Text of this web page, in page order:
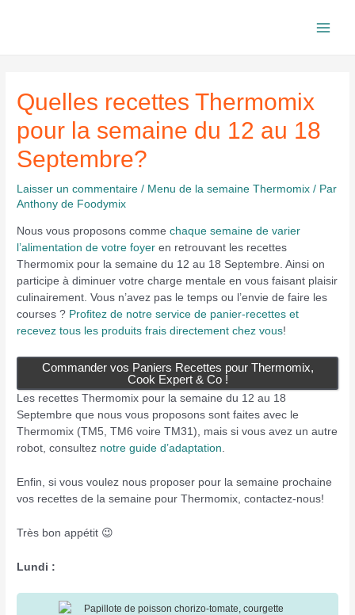
Quelles recettes Thermomix
pour la semaine du 12 au 18
Septembre?
Laisser un commentaire / Menu de la semaine Thermomix / Par
Anthony de Foodymix
Nous vous proposons commechaque semaine de varier
l’alimentation de votre foyer en retrouvant les recettes
Thermomix pour la semaine du 12 au 18 Septembre. Ainsi on
participe à diminuer votre charge mentale en vous faisant plaisir
culinairement. Vous n’avez pas le temps ou l’envie de faire les
courses ? Profitez de notre service de panier-recettes et
recevez tous les produits frais directement chez vous!
Commander vos Paniers Recettes pour Thermomix,
Cook Expert & Co !
Les recettes Thermomix pour la semaine du 12 au 18
Septembre que nous vous proposons sont faites avec le
Thermomix (TM5, TM6 voire TM31), mais si vous avez un autre
robot, consultez notre guide d’adaptation
Enfin, si vous voulez nous proposer pour la semaine prochaine
vos recettes de la semaine pour Thermomix, contactez-nous!
Très bon appétit 😉
Lundi :